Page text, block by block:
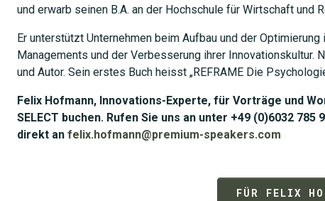
und erwarb seinen B.A. an der Hochschule für Wirtschaft und
Er unterstützt Unternehmen beim Aufbau und der
Managements und der Verbesserung ihrer Innovationskultur.
und Autor. Sein erstes Buch heisst „REFRAME Die
Felix Hofmann, Innovations-Experte, für Vorträge und
SELECT buchen. Rufen Sie uns an unter +49 (0)6032 785
direkt an felix.hofmann@premium-speakers.com
FÜR FELIX